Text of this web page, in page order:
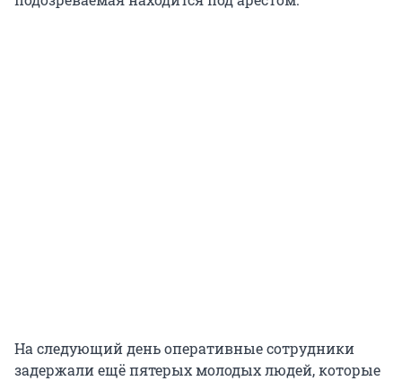
На следующий день оперативные сотрудники
задержали ещё пятерых молодых людей, которые